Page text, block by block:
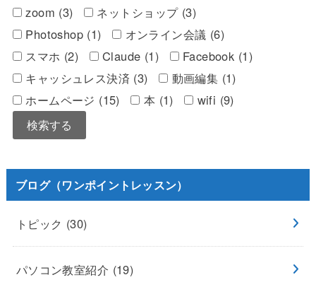
zoom (3)
ネットショップ (3)
Photoshop (1)
オンライン会議 (6)
スマホ (2)
Claude (1)
Facebook (1)
キャッシュレス決済 (3)
動画編集 (1)
ホームページ (15)
本 (1) wifi (9)
ブログ（ワンポイントレッスン）
トピック (30)
パソコン教室紹介 (19)